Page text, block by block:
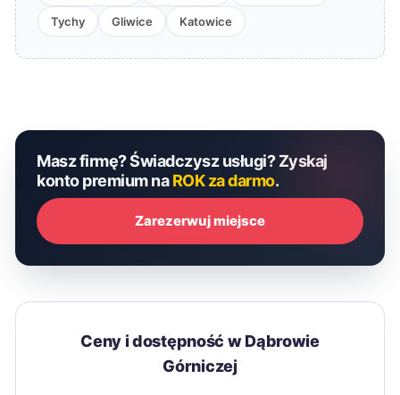
Tychy Gliwice Katowice
Masz firmę? Świadczysz usługi? Zyskaj
konto premium naROK za darmo.
Zarezerwuj miejsce
Ceny i dostępność w Dąbrowie
Górniczej